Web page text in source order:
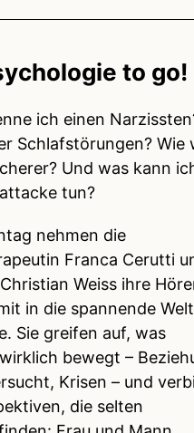
to go!
ich einen
Schlafstörungen? Wie
Und was kann
tun?
nehmen die
Franca Cerutti
Weiss ihre
in die spannende
Sie greifen auf, was
bewegt –
Krisen – und
die selten